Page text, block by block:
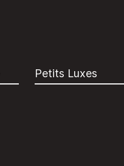
Petits Luxes